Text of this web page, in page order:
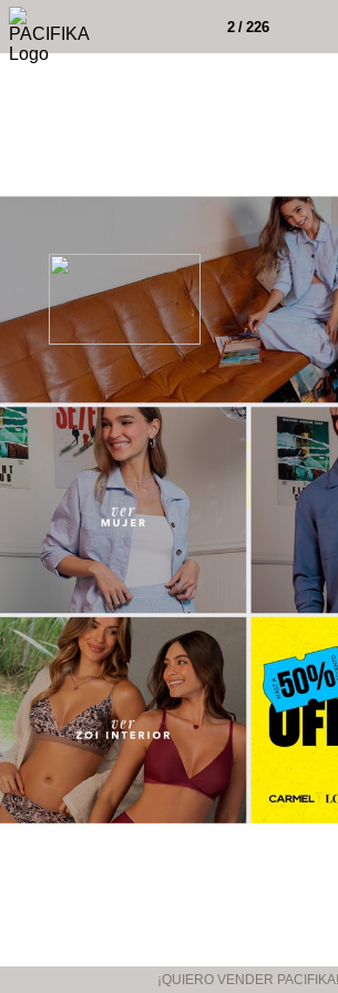
2 / 226
¡QUIERO VENDER PACIFIKA!